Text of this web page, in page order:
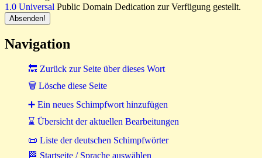
1.0 Universal Public Domain Dedication zur Verfügung gestellt.
Navigation
🔙 Zurück zur Seite über dieses Wort
🗑 Lösche diese Seite
➕ Ein neues Schimpfwort hinzufügen
⌛ Übersicht der aktuellen Bearbeitungen
📜 Liste der deutschen Schimpfwörter
🏁 Startseite / Sprache auswählen